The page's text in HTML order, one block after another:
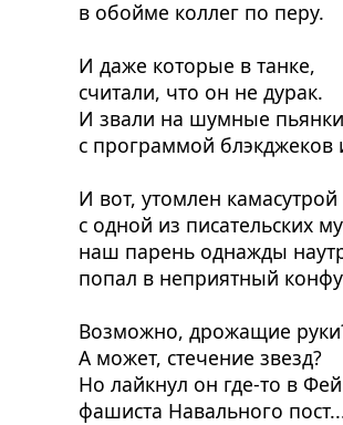
в обойме коллег по перу.
И даже которые в танке,
считали, что он не дурак.
И звали на шумные пьянки
с программой блэкджеков
И вот, утомлен камасутрой
с одной из писательских
наш парень однажды
попал в неприятный
Возможно, дрожащие
А может, стечение звезд?
Но лайкнул он где-то в
фашиста Навального